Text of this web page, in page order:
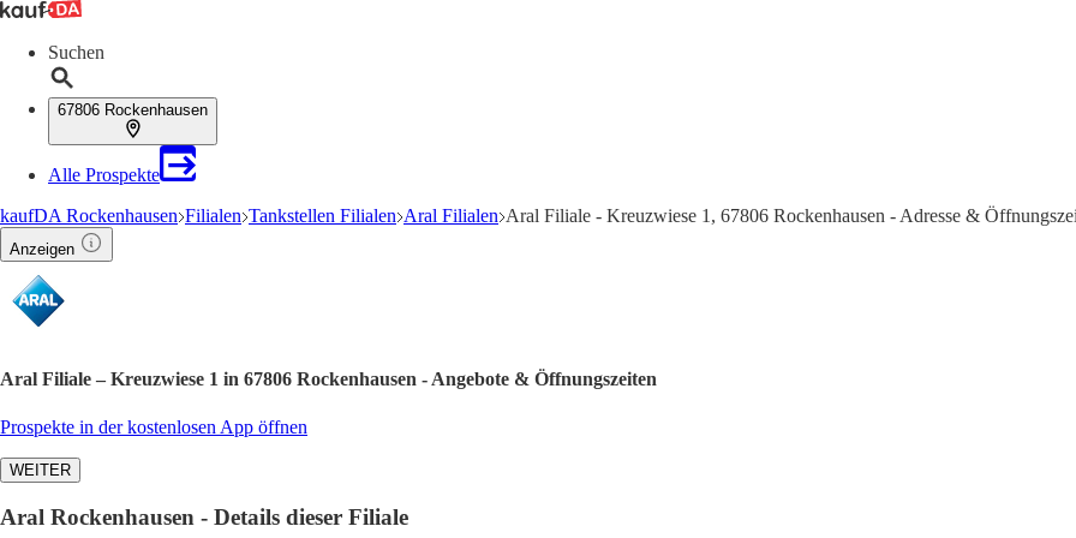
Suchen
67806 Rockenhausen
Alle Prospekte
kaufDA Rockenhausen Filialen Tankstellen Filialen Aral Filialen Aral Filiale - Kreuzwiese 1, 67806 Rockenhausen - Adresse &
Anzeigen
Aral Filiale – Kreuzwiese 1 in 67806 Rockenhausen - Angebote & Öffnungszeiten
Prospekte in der kostenlosen App öffnen
WEITER
Aral Rockenhausen - Details dieser Filiale